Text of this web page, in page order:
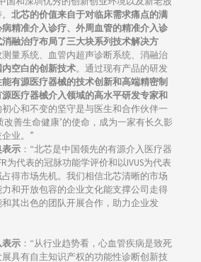
北芯的价值来自于对临床需求痛点的满
精准介入诊疗、外周血管的精准介入诊
融治疗布局了三大块系列技术解决方
量系统、血管内超声诊断系统、消融治
空白的创新技术。通过现有产品的研发
有源医疗器械的技术创新和高端精密制
源医疗器械介入领域的高水平研发专家和
心和不变的坚守是与医生和合作伙伴一
改善生命健康’的使命，成为一家有长久影
业。”
示：“北芯是中国领先的有源介入医疗器
为代表的冠脉功能学评价和以IVUS为代表
得市场先机。我们相信北芯清晰的市场
和开放包容的企业文化能支撑公司走得
其出色的团队开展合作，助力企业发
示：“从行业趋势看，心血管疾病是致死
具有自主知识产权的功能性诊断创新技